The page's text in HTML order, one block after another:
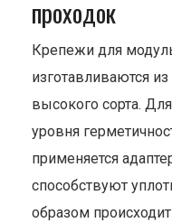
проходок
Крепежи для
изготавливаются
высокого сорта.
уровня
применяется
способствуют
образом